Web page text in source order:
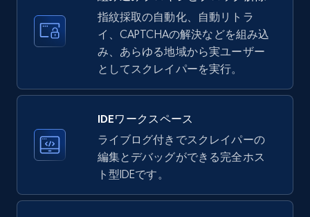
Instagram - Profiles
Account, Fbid, ID, Followers, Posts count, Is
business account, Is professional account, Is
verified, and more.
3.4K+ 無料トライアル
Instagram - Profiles - Collect profile
指紋採取の自動化、自動リトラ
イ、CAPTCHAの解決などを組み込
み、あらゆる地域から実ユーザー
としてスクレイパーを実行。
IDEワークスペース
ライブログ付きでスクレイパーの
編集とデバッグができる完全ホス
ト型IDEです。